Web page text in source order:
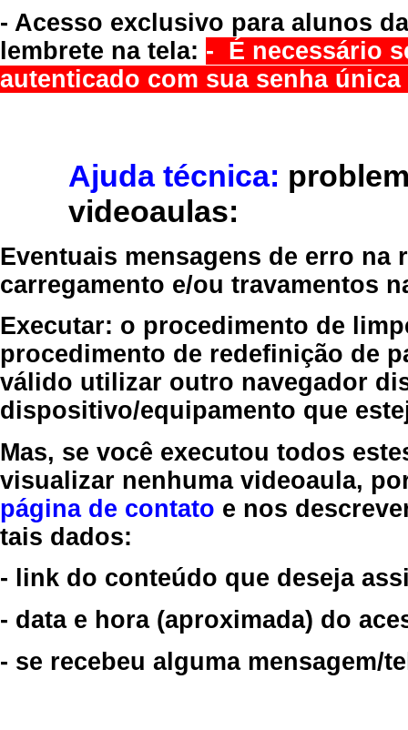
- Acesso exclusivo para alunos
lembrete na tela: - É necessário
autenticado com sua senha
Ajuda técnica:
videoaulas:
Eventuais mensagens de erro
carregamento e/ou travamentos
Executar: o procedimento de
procedimento de redefinição de
válido utilizar outro navegador
dispositivo/equipamento que
Mas, se você executou todos
visualizar nenhuma videoaula,
página de contato e nos
tais dados:
- link do conteúdo que deseja
- data e hora (aproximada) do
- se recebeu alguma mensagem/